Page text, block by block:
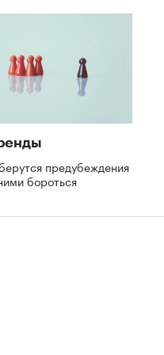
предубеждения
бороться